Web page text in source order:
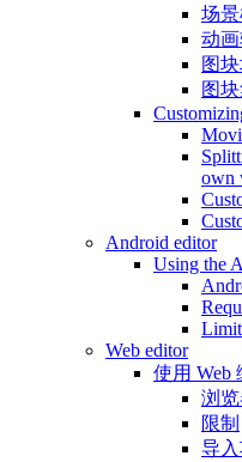
场
动
图
图
own
Android editor
Using the
Web editor
使用 Web
浏
限制
导入